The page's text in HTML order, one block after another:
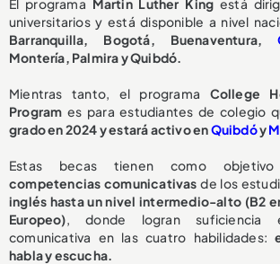
El programa Martin Luther King está
universitarios y está disponible a nivel
Barranquilla, Bogotá, Buenaventura,
Montería, Palmira y Quibdó.
Mientras tanto, el programa College
Program es para estudiantes de colegio
grado en 2024 y estará activo enQuibdóy
Estas becas tienen como
competencias comunicativas de los
inglés hasta un nivel intermedio-alto (B2
Europeo), donde logran suficiencia
comunicativa en las cuatro habilidades:
habla y escucha.